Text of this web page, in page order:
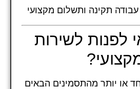
תקינה ותשלום מקצועי
לפנות לשירות
או יותר מהתסמינים הבאים